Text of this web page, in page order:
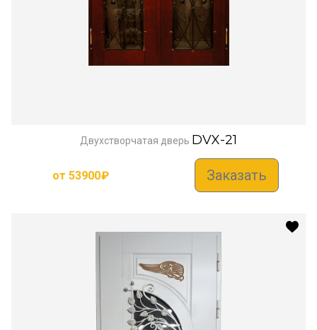
Двухстворчатая дверь DVX-21
от 53900₽ Заказать